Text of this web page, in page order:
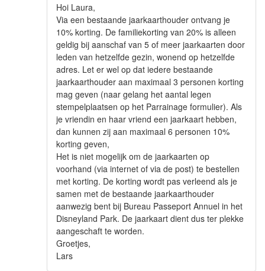
Hoi Laura,
Via een bestaande jaarkaarthouder ontvang je
10% korting. De familiekorting van 20% is alleen
geldig bij aanschaf van 5 of meer jaarkaarten door
leden van hetzelfde gezin, wonend op hetzelfde
adres. Let er wel op dat iedere bestaande
jaarkaarthouder aan maximaal 3 personen korting
mag geven (naar gelang het aantal legen
stempelplaatsen op het Parrainage formulier). Als
je vriendin en haar vriend een jaarkaart hebben,
dan kunnen zij aan maximaal 6 personen 10%
korting geven,
Het is niet mogelijk om de jaarkaarten op
voorhand (via internet of via de post) te bestellen
met korting. De korting wordt pas verleend als je
samen met de bestaande jaarkaarthouder
aanwezig bent bij Bureau Passeport Annuel in het
Disneyland Park. De jaarkaart dient dus ter plekke
aangeschaft te worden.
Groetjes,
Lars